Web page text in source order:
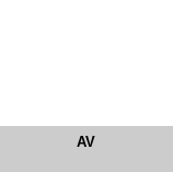
AV